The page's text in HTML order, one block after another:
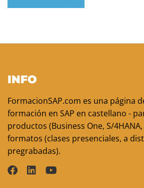
INFO
FormacionSAP.com es una página
formación en SAP en castellano -
productos (Business One, S/
formatos (clases presenciales, a
pregrabadas).